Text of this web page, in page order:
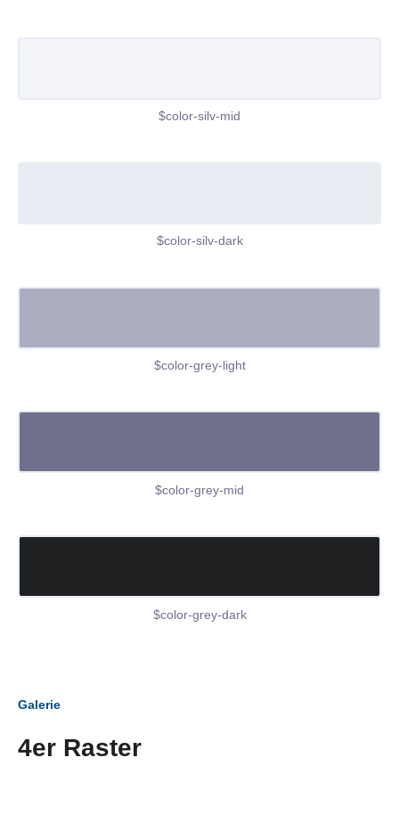
$color-silv-mid
$color-silv-dark
$color-grey-light
$color-grey-mid
$color-grey-dark
Galerie
4er Raster